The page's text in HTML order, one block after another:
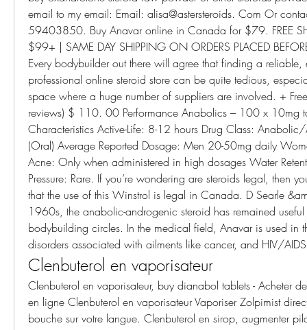
email to my email: Email: alisa@astersteroids. Com Or
59403850. Buy Anavar online in Canada for $79. FREE
$99+ | SAME DAY SHIPPING ON ORDERS PLACED
Every bodybuilder out there will agree that finding a
professional online steroid store can be quite tedious,
space where a huge number of suppliers are involved. +
reviews) $ 110. 00 Performance Anabolics – 100 x 10mg
Characteristics Active-Life: 8-12 hours Drug Class:
(Oral) Average Reported Dosage: Men 20-50mg daily
Acne: Only when administered in high dosages Water
Pressure: Rare. If you’re wondering are steroids legal, then
that the use of this Winstrol is legal in Canada. D Searle
1960s, the anabolic-androgenic steroid has remained
bodybuilding circles. In the medical field, Anavar is used in
disorders associated with ailments like cancer, and HIV/
Clenbuterol en vaporisateur
Clenbuterol en vaporisateur, buy dianabol tablets - Acheter
en ligne Clenbuterol en vaporisateur Vaporiser Zolpimist
bouche sur votre langue. Clenbuterol en sirop, augmenter